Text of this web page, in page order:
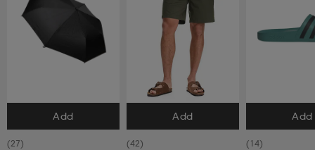
Velg størrelse
Add
(27)
Velg størrelse
Add
(42)
Velg Add
(14)